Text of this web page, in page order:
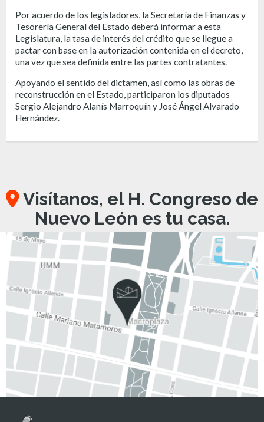
Por acuerdo de los legisladores, la Secretaría de Finanzas y
Tesorería General del Estado deberá informar a esta
Legislatura, la tasa de interés del crédito que se llegue a
pactar con base en la autorización contenida en el decreto,
una vez que sea definida entre las partes contratantes.
Apoyando el sentido del dictamen, así como las obras de
reconstrucción en el Estado, participaron los diputados
Sergio Alejandro Alanís Marroquín y José Ángel Alvarado
Hernández.
Visítanos, el H. Congreso de
Nuevo León es tu casa.